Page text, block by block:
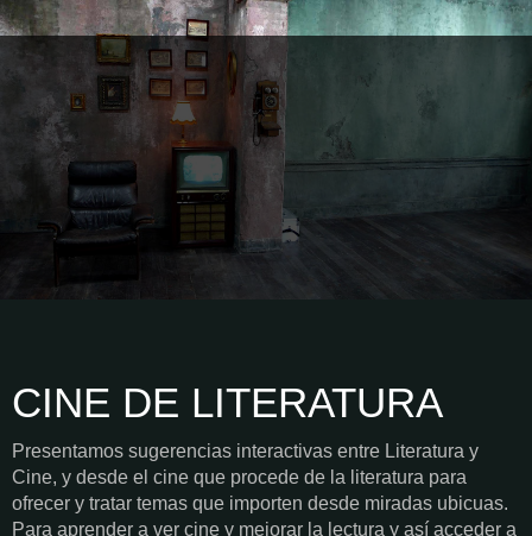
CINE DE LITERATURA
Presentamos sugerencias interactivas entre Literatura y
Cine, y desde el cine que procede de la literatura para
ofrecer y tratar temas que importen desde miradas ubicuas.
Para aprender a ver cine y mejorar la lectura y así acceder a